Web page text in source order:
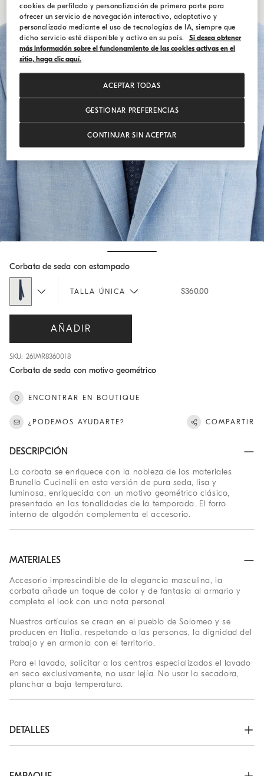
Corbata de seda con estampado
TALLA ÚNICA $360.00
AÑADIR
SKU: 261MR8360018
Corbata de seda con motivo geométrico
ENCONTRAR EN BOUTIQUE
¿PODEMOS AYUDARTE? COMPARTIR
DESCRIPCIÓN
La corbata se enriquece con la nobleza de los materiales
Brunello Cucinelli en esta versión de pura seda, lisa y
luminosa, enriquecida con un motivo geométrico clásico,
presentado en las tonalidades de la temporada. El forro
interno de algodón complementa el accesorio.
MATERIALES
Accesorio imprescindible de la elegancia masculina, la
corbata añade un toque de color y de fantasía al armario y
completa el look con una nota personal.
Nuestros artículos se crean en el pueblo de Solomeo y se
producen en Italia, respetando a las personas, la dignidad del
trabajo y en armonía con el territorio.
Para el lavado, solicitar a los centros especializados el lavado
en seco exclusivamente, no usar lejía. No usar la secadora,
planchar a baja temperatura.
DETALLES
cookies de perfilado y personalización de primera parte para
ofrecer un servicio de navegación interactivo, adaptativo y
personalizado mediante el uso de tecnologías de IA, siempre que
dicho servicio esté disponible y activo en su país.
Si desea obtener
más información sobre el funcionamiento de las cookies activas en el
sitio, haga clic aquí.
GESTIONAR PREFERENCIAS
CONTINUAR SIN ACEPTAR
ACEPTAR TODAS